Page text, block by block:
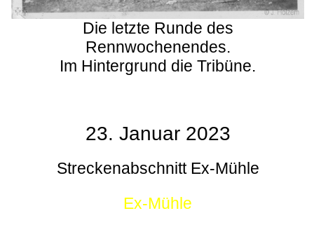
Die letzte Runde des
Rennwochenendes.
Im Hintergrund die Tribüne.
23. Januar 2023
Streckenabschnitt Ex-Mühle
Ex-Mühle